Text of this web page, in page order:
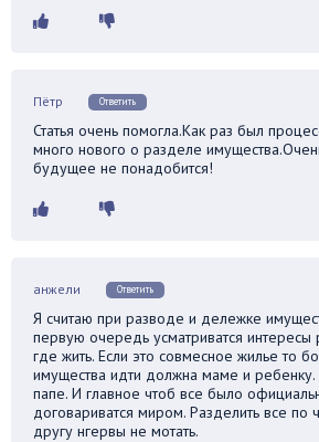
Пётр Ответить
Статья очень помогла.Как раз был
много нового о разделе
будущее не понадобится!
анжели Ответить
Я считаю при разводе и дележке
первую очередь усматриватся интересы
где жить. Если это совмесное жилье то
имущества идти должна маме и ребенку.
папе. И главное чтоб все было
договариватся миром. Разделить все по
другу нгервы не мотать.